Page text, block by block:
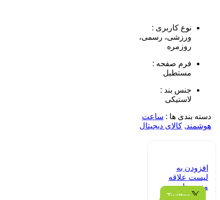
نوع کاربری :
ورزشی، رسمی،
روزمره
فرم صفحه :
مستطیل
جنس بند :
لاستیکی
دسته بندی ها : ساعت
هوشمند, کالای دیجیتال
افزودن به
لیست علاقه
مندی ها
Twitter